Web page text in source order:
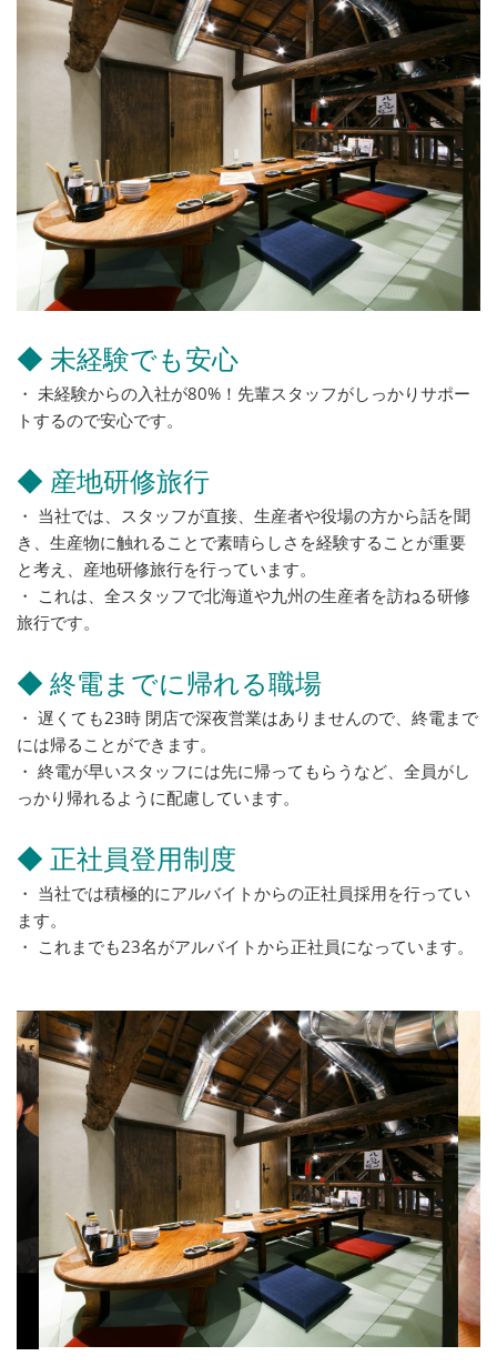
◆ 未経験でも安心
・ 未経験からの入社が80%！先輩スタッフがしっかりサポー
トするので安心です。
◆ 産地研修旅行
・ 当社では、スタッフが直接、生産者や役場の方から話を聞
き、生産物に触れることで素晴らしさを経験することが重要
と考え、産地研修旅行を行っています。
・ これは、全スタッフで北海道や九州の生産者を訪ねる研修
旅行です。
◆ 終電までに帰れる職場
・ 遅くても23時 閉店で深夜営業はありませんので、終電まで
には帰ることができます。
・ 終電が早いスタッフには先に帰ってもらうなど、全員がし
っかり帰れるように配慮しています。
◆ 正社員登用制度
・ 当社では積極的にアルバイトからの正社員採用を行ってい
ます。
・ これまでも23名がアルバイトから正社員になっています。